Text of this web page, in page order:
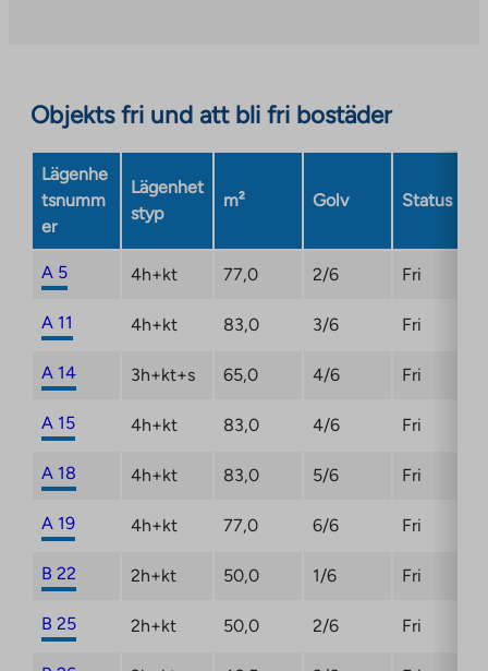
opens
in
a
tab
Objekts fri und att bli fri bostäder
Lägenhe
tsnumm
er
Lägenhet
styp
m² Golv Status
A 5 4h+kt 77,0 2/6 Fri
A 11 4h+kt 83,0 3/6 Fri
A 14 3h+kt+s 65,0 4/6 Fri
A 15 4h+kt 83,0 4/6 Fri
A 18 4h+kt 83,0 5/6 Fri
A 19 4h+kt 77,0 6/6 Fri
B 22 2h+kt 50,0 1/6 Fri
B 25 2h+kt 50,0 2/6 Fri